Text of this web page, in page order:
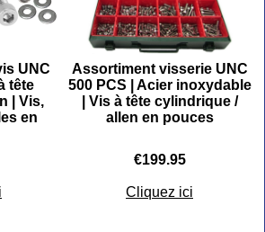
UNC
tête
| Vis,
en
Assortiment visserie UNC
500 PCS | Acier inoxydable
| Vis à tête cylindrique /
allen en pouces
€199.95
Cliquez ici